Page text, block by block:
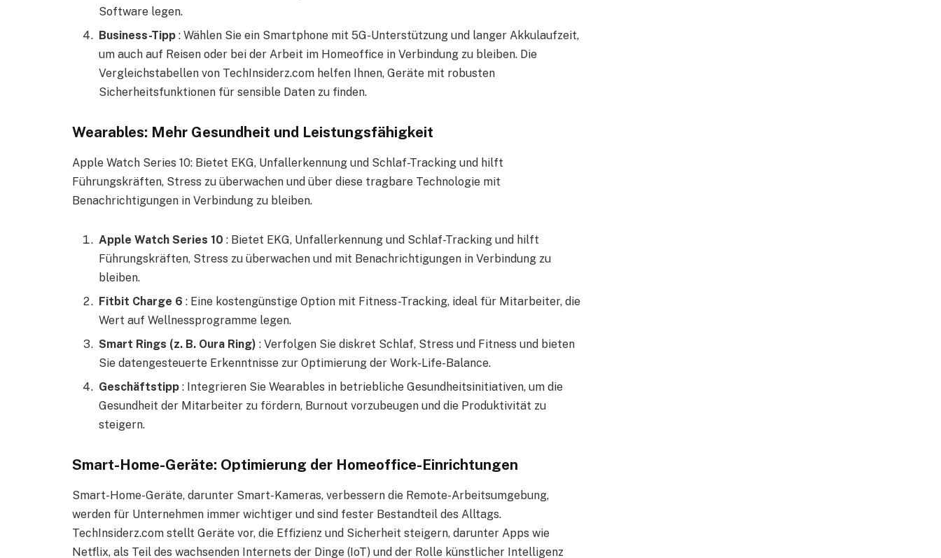
Software legen.
Business-Tipp : Wählen Sie ein Smartphone mit 5G-Unterstützung und langer Akkulaufzeit,
um auch auf Reisen oder bei der Arbeit im Homeoffice in Verbindung zu bleiben. Die
Vergleichstabellen von TechInsiderz.com helfen Ihnen, Geräte mit robusten
Sicherheitsfunktionen für sensible Daten zu finden.
Wearables: Mehr Gesundheit und Leistungsfähigkeit
Apple Watch Series 10: Bietet EKG, Unfallerkennung und Schlaf-Tracking und hilft
Führungskräften, Stress zu überwachen und über diese tragbare Technologie mit
Benachrichtigungen in Verbindung zu bleiben.
Apple Watch Series 10 : Bietet EKG, Unfallerkennung und Schlaf-Tracking und hilft
Führungskräften, Stress zu überwachen und mit Benachrichtigungen in Verbindung zu
bleiben.
Fitbit Charge 6 : Eine kostengünstige Option mit Fitness-Tracking, ideal für Mitarbeiter, die
Wert auf Wellnessprogramme legen.
Smart Rings (z. B. Oura Ring) : Verfolgen Sie diskret Schlaf, Stress und Fitness und bieten
Sie datengesteuerte Erkenntnisse zur Optimierung der Work-Life-Balance.
Geschäftstipp : Integrieren Sie Wearables in betriebliche Gesundheitsinitiativen, um die
Gesundheit der Mitarbeiter zu fördern, Burnout vorzubeugen und die Produktivität zu
steigern.
Smart-Home-Geräte: Optimierung der Homeoffice-Einrichtungen
Smart-Home-Geräte, darunter Smart-Kameras, verbessern die Remote-Arbeitsumgebung,
werden für Unternehmen immer wichtiger und sind fester Bestandteil des Alltags.
TechInsiderz.com stellt Geräte vor, die Effizienz und Sicherheit steigern, darunter Apps wie
Netflix, als Teil des wachsenden Internets der Dinge (IoT) und der Rolle künstlicher Intelligenz